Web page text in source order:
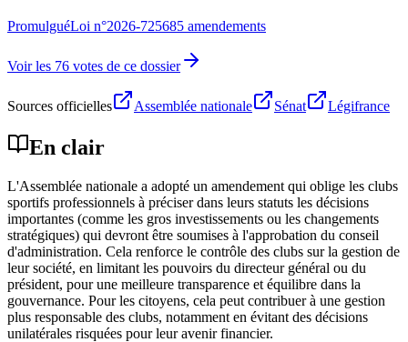
PromulguéLoi n°2026-725685 amendements
Voir les 76 votes de ce dossier
Sources officielles Assemblée nationale Sénat Légifrance
En clair
L'Assemblée nationale a adopté un amendement qui oblige les clubs
sportifs professionnels à préciser dans leurs statuts les décisions
importantes (comme les gros investissements ou les changements
stratégiques) qui devront être soumises à l'approbation du conseil
d'administration. Cela renforce le contrôle des clubs sur la gestion de
leur société, en limitant les pouvoirs du directeur général ou du
président, pour une meilleure transparence et équilibre dans la
gouvernance. Pour les citoyens, cela peut contribuer à une gestion
plus responsable des clubs, notamment en évitant des décisions
unilatérales risquées pour leur avenir financier.